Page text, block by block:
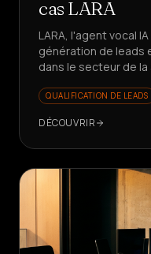
cas LARA
LARA, l'agent vocal
génération de leads
dans le secteur de
voir comment ?
QUALIFICATION DE LEADS
DÉCOUVRIR